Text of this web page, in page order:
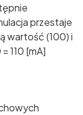
przestaje
wartość (100) i
110 [mA]